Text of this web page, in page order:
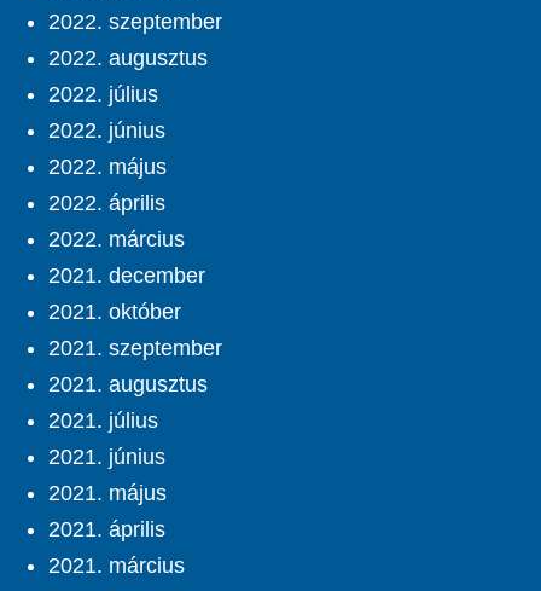
2022. szeptember
2022. augusztus
2022. július
2022. június
2022. május
2022. április
2022. március
2021. december
2021. október
2021. szeptember
2021. augusztus
2021. július
2021. június
2021. május
2021. április
2021. március